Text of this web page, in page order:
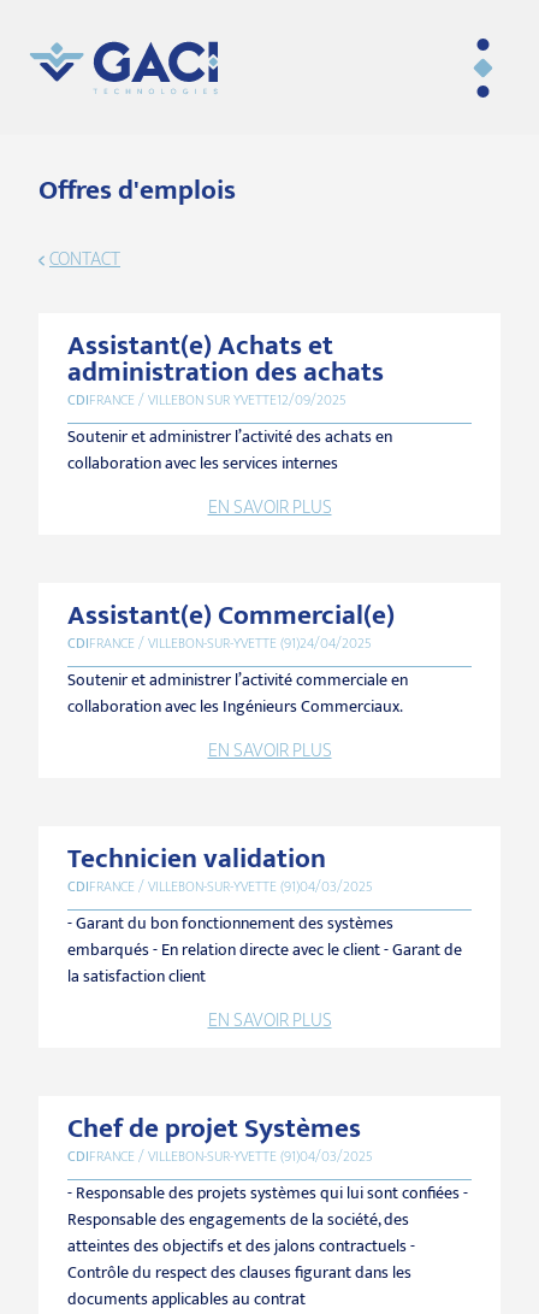
Offres d'emplois
CONTACT
Assistant(e) Achats et
administration des achats
CDIFRANCE / VILLEBON SUR YVETTE12/09/2025
Soutenir et administrer l’activité des achats en
collaboration avec les services internes
EN SAVOIR PLUS
Assistant(e) Commercial(e)
CDIFRANCE / VILLEBON-SUR-YVETTE (91)24/04/2025
Soutenir et administrer l’activité commerciale en
collaboration avec les Ingénieurs Commerciaux.
EN SAVOIR PLUS
Technicien validation
CDIFRANCE / VILLEBON-SUR-YVETTE (91)04/03/2025
- Garant du bon fonctionnement des systèmes
embarqués - En relation directe avec le client - Garant de
la satisfaction client
EN SAVOIR PLUS
Chef de projet Systèmes
CDIFRANCE / VILLEBON-SUR-YVETTE (91)04/03/2025
- Responsable des projets systèmes qui lui sont confiées -
Responsable des engagements de la société, des
atteintes des objectifs et des jalons contractuels -
Contrôle du respect des clauses figurant dans les
documents applicables au contrat